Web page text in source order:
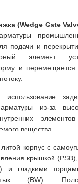
(Wedge Gate
подачи и
элемент
и перемещается
использование
из-за
вещества.
корпус с
крышкой
и гладкими
(BW).